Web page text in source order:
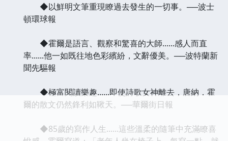
◆以鮮明文筆重現瞭過去發生的一切事。──波士
頓環球報
◆霍爾是語言、觀察和驚喜的大師......感人而直
率......他一如既往地色彩繽紛，文辭優美。──波特蘭新
聞先驅報
◆極富閱讀樂趣......即使詩歌女神離去，唐納．霍
爾的散文仍然鋒利如鞦天。──華爾街日報
◆85歲的寫作人生......這些溫柔的隨筆中充滿瞭喜